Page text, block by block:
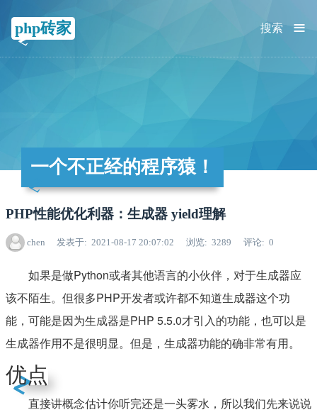
php砖家 ≡
搜索
一个不正经的程序猿！
PHP性能优化利器：生成器 yield理解
chen 发表于 2021-08-17 20:07:02 浏览 3289 评论 0
如果是做Python或者其他语言的小伙伴，对于生成器应
该不陌生。但很多PHP开发者或许都不知道生成器这个功
能，可能是因为生成器是PHP 5.5.0才引入的功能，也可以是
生成器作用不是很明显。但是，生成器功能的确非常有用。
优点
直接讲概念估计你听完还是一头雾水，所以我们先来说说